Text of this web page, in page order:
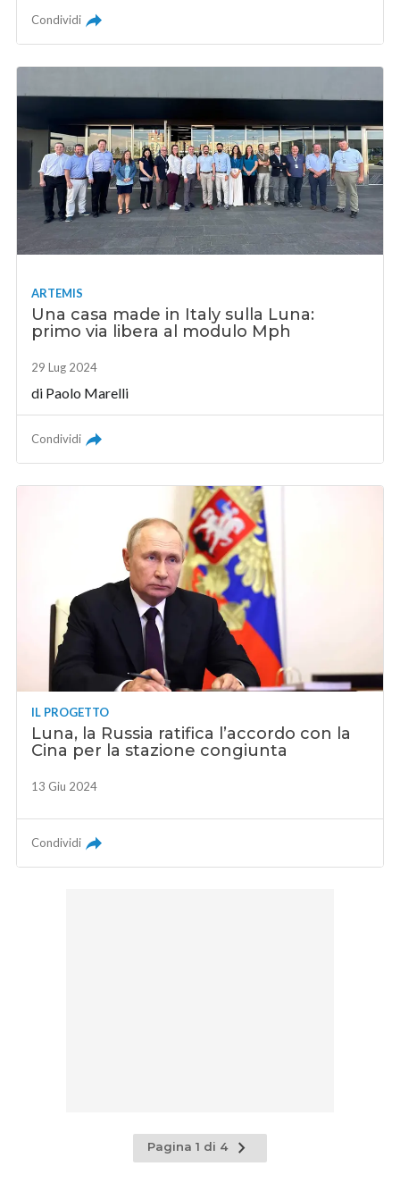
Condividi
ARTEMIS
Una casa made in Italy sulla Luna:
primo via libera al modulo Mph
29 Lug 2024
di Paolo Marelli
Condividi
IL PROGETTO
Luna, la Russia ratifica l’accordo con la
Cina per la stazione congiunta
13 Giu 2024
Condividi
Pagina 1 di 4
Pagina
successiva